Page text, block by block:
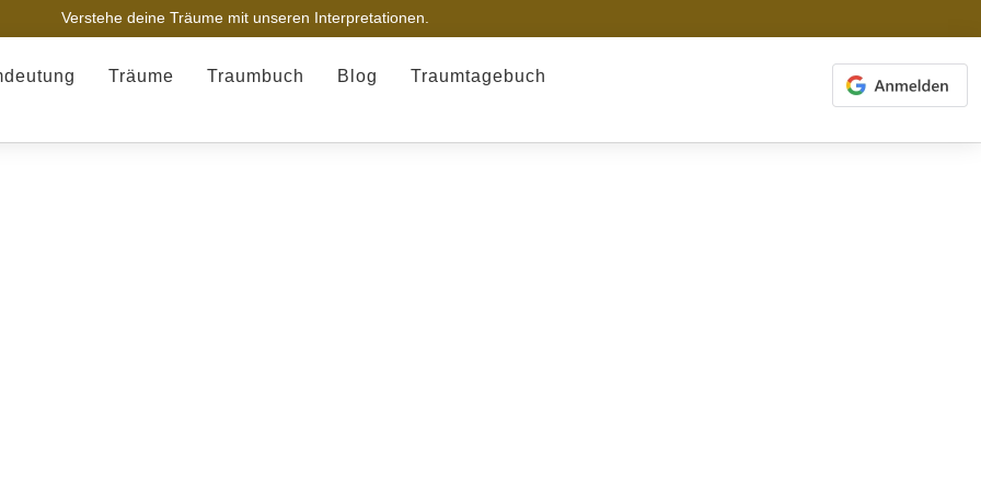
Verstehe deine Träume mit unseren Interpretationen.
Träume Traumbuch Blog Traumtagebuch